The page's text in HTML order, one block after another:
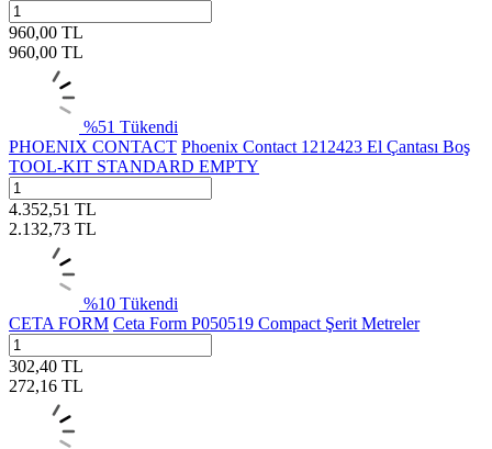
960,00 TL
960,00 TL
%51 Tükendi
PHOENIX CONTACT Phoenix Contact 1212423 El Çantası Boş
TOOL-KIT STANDARD EMPTY
4.352,51 TL
2.132,73 TL
%10 Tükendi
CETA FORM Ceta Form P050519 Compact Şerit Metreler
302,40 TL
272,16 TL